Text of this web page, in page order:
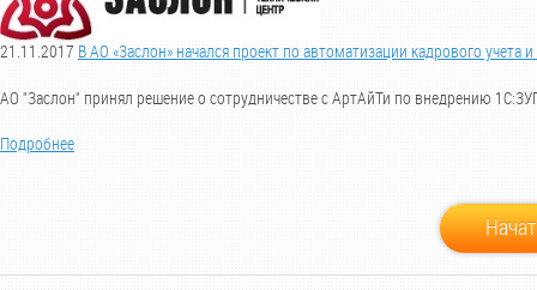
21.11.2017 В АО «Заслон» начался проект по автоматизации кадрового
АО "Заслон" принял решение о сотрудничестве с АртАйТи по внедрению
Подробнее